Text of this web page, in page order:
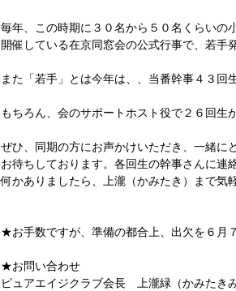
毎年、この時期に３０名から５０名くらいの
開催している在京同窓会の公式行事で、若手
また「若手」とは今年は、、当番幹事４３
もちろん、会のサポートホスト役で２６回
ぜひ、同期の方にお声かけいただき、一緒に
お待ちしております。各回生の幹事さんに連
何かありましたら、上瀧（かみたき）まで気
★お手数ですが、準備の都合上、出欠を６月
★お問い合わせ
ピュアエイジクラブ会長 上瀧緑（かみたき